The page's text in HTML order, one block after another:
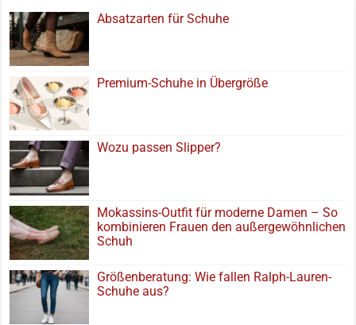
Absatzarten für Schuhe
Premium-Schuhe in Übergröße
Wozu passen Slipper?
Mokassins-Outfit für moderne Damen – So
kombinieren Frauen den außergewöhnlichen
Schuh
Größenberatung: Wie fallen Ralph-Lauren-
Schuhe aus?